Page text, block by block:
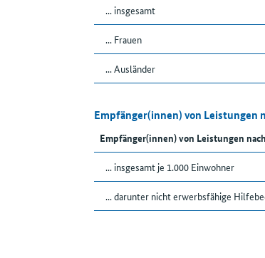
... insgesamt
... Frauen
... Ausländer
Empfänger(innen) von Leistungen
Empfänger(innen) von Leistungen
... insgesamt je 1.000 Einwohner
... darunter nicht erwerbsfähige